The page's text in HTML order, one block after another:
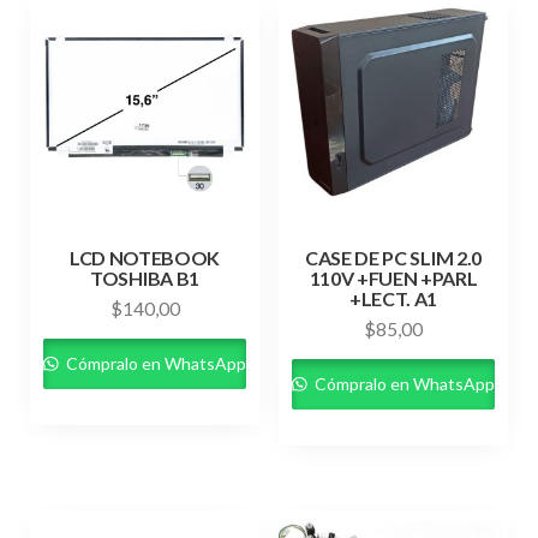
LCD NOTEBOOK
TOSHIBA B1
$140,00
Cómpralo en WhatsApp
CASE DE PC SLIM 2.0
110V +FUEN +PARL
+LECT. A1
$85,00
Cómpralo en WhatsApp